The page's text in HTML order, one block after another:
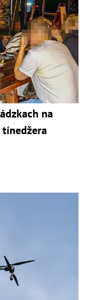
na